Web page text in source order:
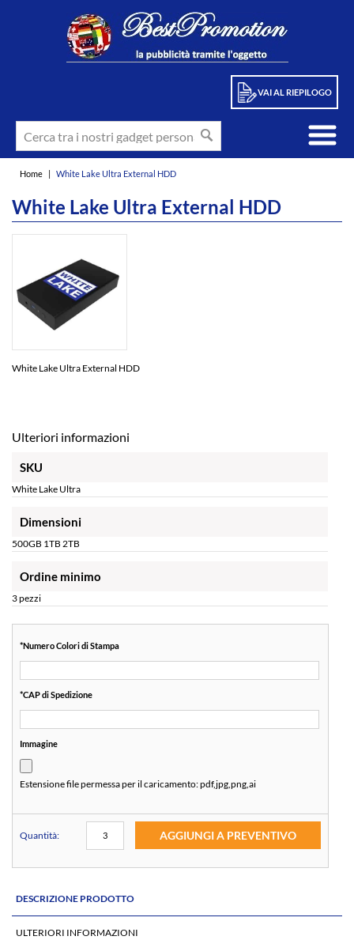
VAI AL RIEPILOGO
Home | White Lake Ultra External HDD
White Lake Ultra External HDD
White Lake Ultra External HDD
Ulteriori informazioni
SKU
White Lake Ultra
Dimensioni
500GB 1TB 2TB
Ordine minimo
3 pezzi
*Numero Colori di Stampa
*CAP di Spedizione
Immagine
Estensione file permessa per il caricamento:pdf,jpg,png,ai
Quantità: AGGIUNGI A PREVENTIVO
DESCRIZIONE PRODOTTO
ULTERIORI INFORMAZIONI